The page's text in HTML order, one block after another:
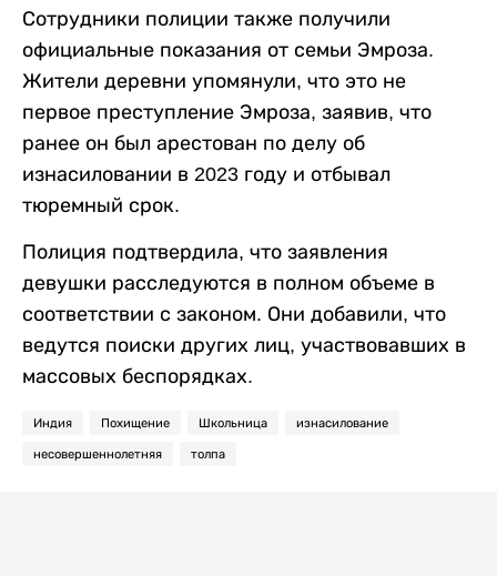
Сотрудники полиции также получили
официальные показания от семьи Эмроза.
Жители деревни упомянули, что это не
первое преступление Эмроза, заявив, что
ранее он был арестован по делу об
изнасиловании в 2023 году и отбывал
тюремный срок.
Полиция подтвердила, что заявления
девушки расследуются в полном объеме в
соответствии с законом. Они добавили, что
ведутся поиски других лиц, участвовавших в
массовых беспорядках.
Индия Похищение Школьница изнасилование
несовершеннолетняя толпа